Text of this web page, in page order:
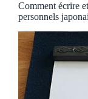
Comment écrire
personnels